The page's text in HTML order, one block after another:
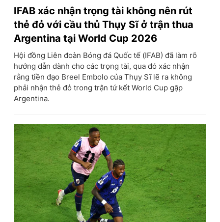
IFAB xác nhận trọng tài không nên rút
thẻ đỏ với cầu thủ Thụy Sĩ ở trận thua
Argentina tại World Cup 2026
Hội đồng Liên đoàn Bóng đá Quốc tế (IFAB) đã làm rõ
hướng dẫn dành cho các trọng tài, qua đó xác nhận
rằng tiền đạo Breel Embolo của Thụy Sĩ lẽ ra không
phải nhận thẻ đỏ trong trận tứ kết World Cup gặp
Argentina.